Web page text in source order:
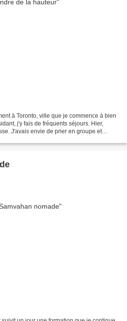
à Toronto, ville que je commence à bien
j'y fais de fréquents séjours. Hier,
J'avais envie de prier en groupe et